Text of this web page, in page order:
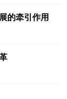
的牵引作用